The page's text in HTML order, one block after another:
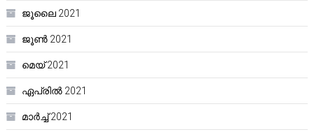
ജൂലൈ 2021
ജൂൺ 2021
മെയ്‌ 2021
ഏപ്രിൽ 2021
മാർച്ച്‌ 2021